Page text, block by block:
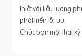
thiết với liều lượng
phát triển tối ưu.
Chúc bạn một thai